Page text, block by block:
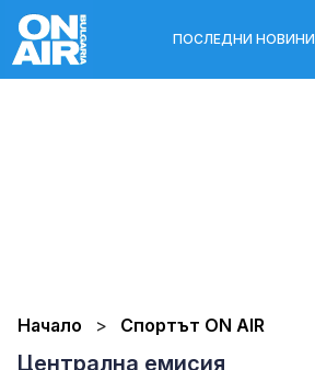
ПОСЛЕДНИ НОВИНИ
Начало Спортът ON AIR
Централна емисия